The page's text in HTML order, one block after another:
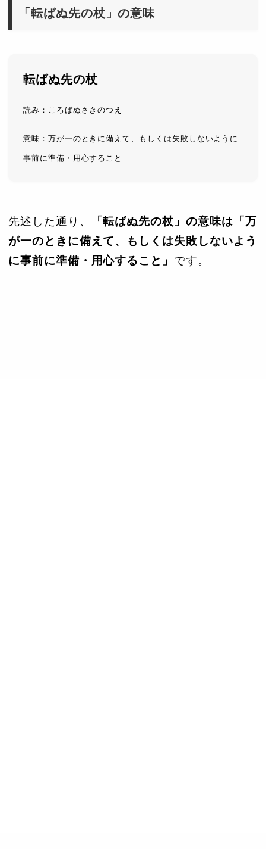
「転ばぬ先の杖」の意味
転ばぬ先の杖
読み：ころばぬさきのつえ
意味：万が一のときに備えて、もしくは失敗しないように
事前に準備・用心すること
先述した通り、
「転ばぬ先の杖」の意味は「万
が一のときに備えて、もしくは失敗しないよう
に事前に準備・用心すること」 です。